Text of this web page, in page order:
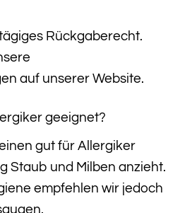
Rückgaberecht.
auf unserer Website.
geeignet?
gut für Allergiker
Staub und Milben anzieht.
empfehlen wir jedoch